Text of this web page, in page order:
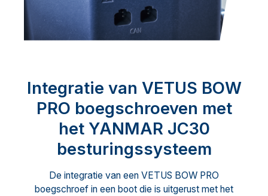
Integratie van VETUS BOW
PRO boegschroeven met
het YANMAR JC30
besturingssysteem
De integratie van een VETUS BOW PRO
boegschroef in een boot die is uitgerust met het